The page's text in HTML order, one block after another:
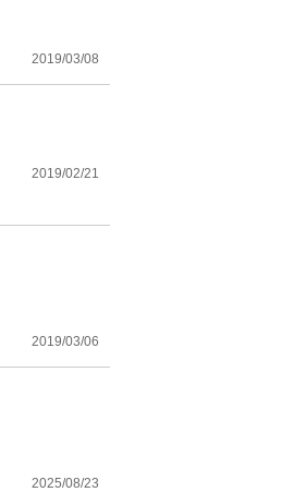
2019/03/08
2019/02/21
2019/03/06
2025/08/23